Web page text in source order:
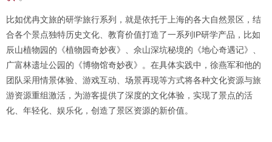
比如优冉文旅的研学旅行系列，就是依托于上海的各大自然景区，结
合各个景点独特历史文化、教育价值打造了一系列IP研学产品，比如
辰山植物园的《植物园奇妙夜》、佘山深坑秘境的《地心奇遇记》、
广富林遗址公园的《博物馆奇妙夜》。在具体实践中，徐燕军和他的
团队采用情景体验、游戏互动、场景再现等方式将各种文化资源与旅
游资源重组激活，为游客提供了深度的文化体验，实现了景点的活
化、年轻化、娱乐化，创造了景区资源的新价值。